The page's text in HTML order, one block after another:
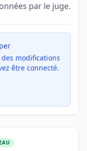
par le juge.
modifications
être connecté.